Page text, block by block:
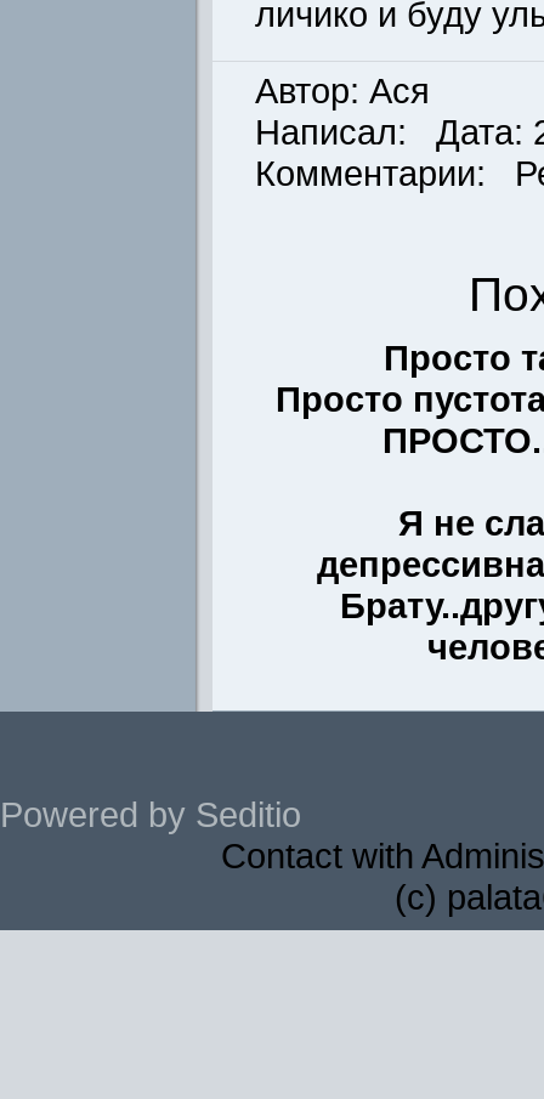
личико и буду
Автор: Ася
Написал: Дата:
Комментарии:
Просто
Просто
Я не
Powered by Seditio
Contact with
(c)